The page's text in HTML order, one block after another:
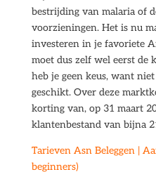
bestrijding van malaria of
voorzieningen. Het is nu
investeren in je favoriete
moet dus zelf wel eerst de
heb je geen keus, want
geschikt. Over deze
korting van, op 31 maart
klantenbestand van bijna
Tarieven Asn Beleggen |
beginners)